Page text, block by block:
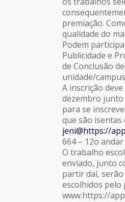
premiação.
qualidade do
Podem
Publicidade e
de Conclusão
unidade/
A inscrição
dezembro junto
para se
que são isentas
jeni@https://
664 – 12o andar
O trabalho
enviado, junto
partir daí,
escolhidos pelo
www.https://